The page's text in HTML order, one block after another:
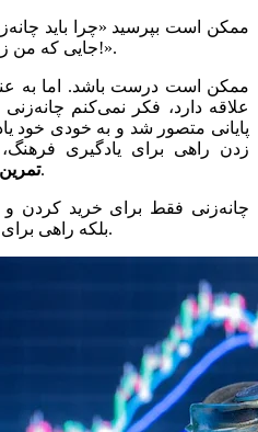
ممکن است بپرسید «چرا باید
جایی که من زندگی می‌کنم، این کار را نمی‌کند!».
ممکن است درست باشد. اما به
علاقه دارد، فکر نمی‌کنم
پایانی متصور شد و به خودی خود
زدن راهی برای یادگیری
است.
چانه‌زنی فقط برای خرید کردن
بلکه راهی برای ارتقای تجربه‌های فرهنگی است.